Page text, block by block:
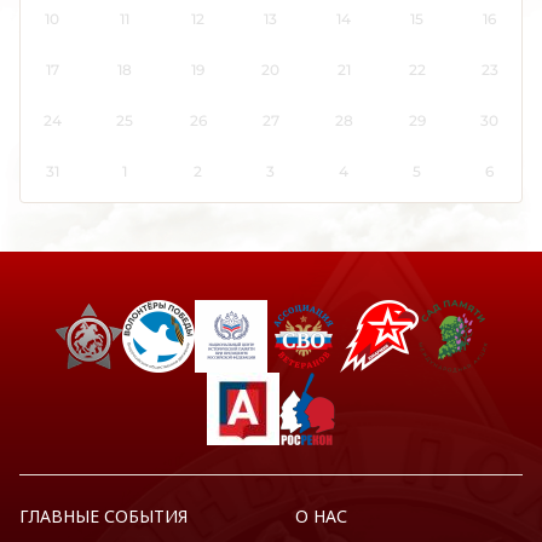
Кировская область
Краснодарский край
Курская область
Липецкая область
Луганская Народная Республика
Магаданская область
Московская область
10 11 12 13 14 15 16
17 18 19 20 21 22 23
24 25 26 27 28 29 30
31 1 2 3 4 5 6
ГЛАВНЫЕ СОБЫТИЯ О НАС